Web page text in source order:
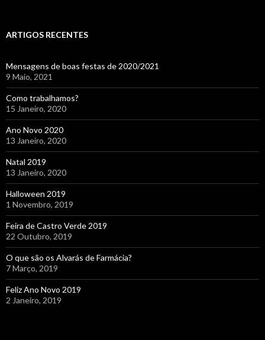
ARTIGOS RECENTES
Mensagens de boas festas de 2020/2021
9 Maio, 2021
Como trabalhamos?
15 Janeiro, 2020
Ano Novo 2020
13 Janeiro, 2020
Natal 2019
13 Janeiro, 2020
Halloween 2019
1 Novembro, 2019
Feira de Castro Verde 2019
22 Outubro, 2019
O que são os Alvarás de Farmácia?
7 Março, 2019
Feliz Ano Novo 2019
2 Janeiro, 2019